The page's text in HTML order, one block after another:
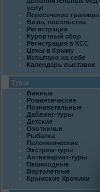
услуг
Пересечение границы
Визы, посольства
Регистрация
Курортный сбор
Регистрация в КСС
Цены в Крыму
Испытано на себе
Календарь выставок
Туры
Винные
Романтические
Познавательные
Дайвинг-туры
Детские
Охотничьи
Рыбалка
Паломнические
Экстрим-туры
Антиквариат-туры
Пешеходные
Вертолётные
Крымские Хроники